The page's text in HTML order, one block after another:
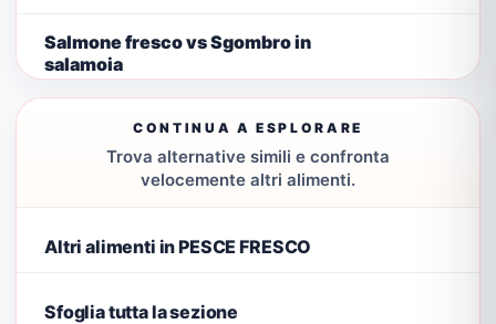
Salmone fresco vs Sgombro in
salamoia
CONTINUA A ESPLORARE
Trova alternative simili e confronta
velocemente altri alimenti.
Altri alimenti in PESCE FRESCO
Sfoglia tutta la sezione